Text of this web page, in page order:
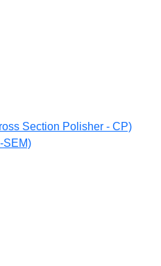
Section Polisher - CP)
SEM)